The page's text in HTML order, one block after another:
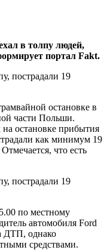
в толпу людей,
портал Fakt.
остановке в
части Польши.
остановке прибытия
как минимум 19
что есть
по местному
автомобиля Ford
ДТП, однако
средствами.